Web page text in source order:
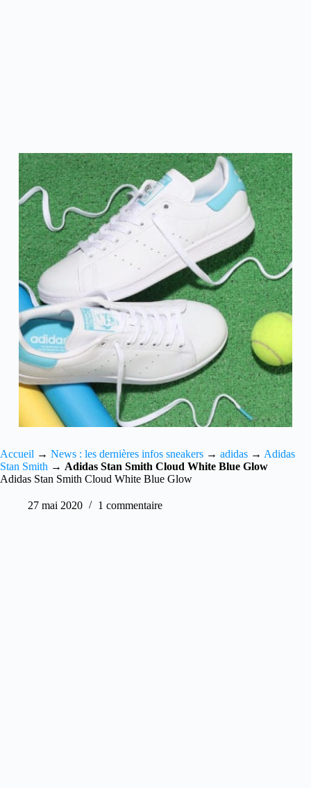
Accueil → News : les dernières infos sneakers → adidas → Adidas
Stan Smith → Adidas Stan Smith Cloud White Blue Glow
Adidas Stan Smith Cloud White Blue Glow
27 mai 2020 1 commentaire